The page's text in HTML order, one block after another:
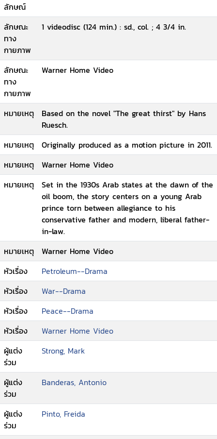
ลักษณ์
ลักษณะ
ทาง
กายภาพ
1 videodisc (124 min.) : sd., col. ; 4 3/4 in.
ลักษณะ
ทาง
กายภาพ
Warner Home Video
หมายเหตุ
Based on the novel "The great thirst" by Hans
Ruesch.
หมายเหตุ
Originally produced as a motion picture in 2011.
หมายเหตุ
Warner Home Video
หมายเหตุ
Set in the 1930s Arab states at the dawn of the
oil boom, the story centers on a young Arab
prince torn between allegiance to his
conservative father and modern, liberal father-
in-law.
หมายเหตุ
Warner Home Video
หัวเรื่อง
Petroleum--Drama
หัวเรื่อง
War--Drama
หัวเรื่อง
Peace--Drama
หัวเรื่อง
Warner Home Video
ผู้แต่ง
ร่วม
Strong, Mark
ผู้แต่ง
ร่วม
Banderas, Antonio
ผู้แต่ง
ร่วม
Pinto, Freida